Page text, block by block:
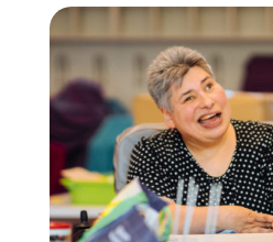
Einfühlungsvermögen
es, durch Vermittlung
und Fähigkeiten allen in
tätigen Menschen mit
Tätigkeitsfelder zu
individueller Möglichkeit
Unabhängigkeit und
werden kann.